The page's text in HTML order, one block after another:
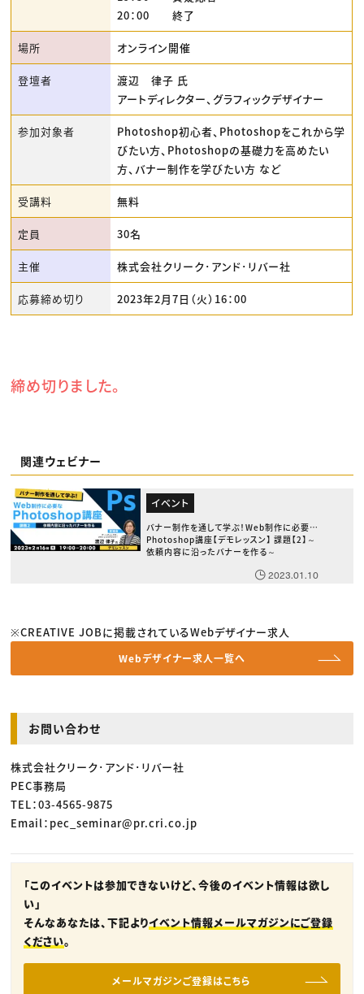
20：00 終了
場所 オンライン開催
登壇者
渡辺 律子 氏
アートディレクター、グラフィックデザイナー
参加対象者
Photoshop初心者、Photoshopをこれから学
びたい方、Photoshopの基礎力を高めたい
方、バナー制作を学びたい方 など
受講料 無料
定員 30名
主催 株式会社クリーク･アンド･リバー社
応募締め切り 2023年2月7日（火）16：00
締め切りました。
関連ウェビナー
イベント
バナー制作を通して学ぶ！Web制作に必要な
Photoshop講座【デモレッスン】 課題【2】～
依頼内容に沿ったバナーを作る～
2023.01.10
※CREATIVE JOBに掲載されているWebデザイナー求人
Webデザイナー求人一覧へ
お問い合わせ
株式会社クリーク･アンド･リバー社
PEC事務局
TEL：03-4565-9875
Email：pec_seminar@pr.cri.co.jp
「このイベントは参加できないけど、今後のイベント情報は欲し
い」
そんなあなたは、下記よりイベント情報メールマガジンにご登録
ください。
メールマガジンご登録はこちら